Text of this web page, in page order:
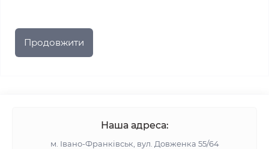
Продовжити
Наша адреса:
м. Івано-Франківськ, вул. Довженка 55/64